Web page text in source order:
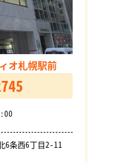
オ札幌駅前
6条西6丁目2-11